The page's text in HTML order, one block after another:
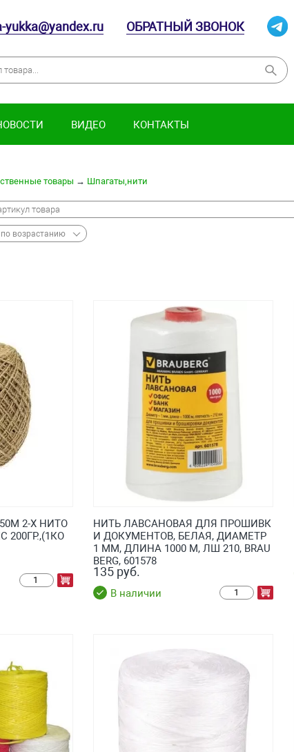
yukka@yandex.ru ОБРАТНЫЙ ЗВОНОК
ВИДЕО КОНТАКТЫ
товары → Шпагаты,нити
возрастанию
2-Х НИТО
200ГР.,(1КО
НИТЬ ЛАВСАНОВАЯ ДЛЯ ПРОШИВК
И ДОКУМЕНТОВ, БЕЛАЯ, ДИАМЕТР
1 ММ, ДЛИНА 1000 М, ЛШ 210, BRAU
BERG, 601578
135 руб.
В наличии